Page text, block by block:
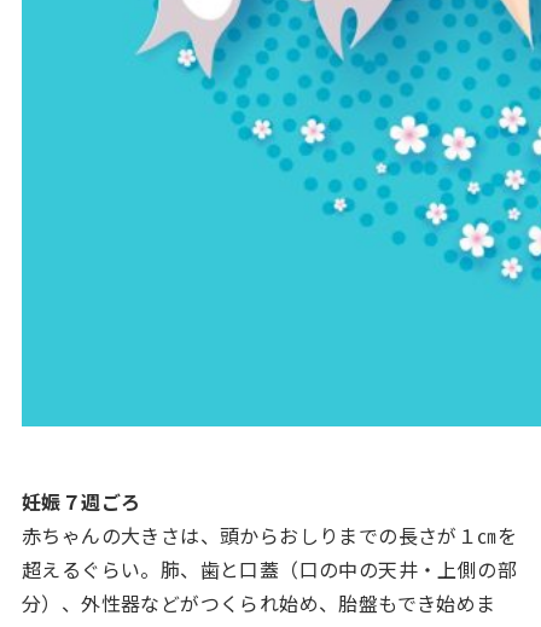
妊娠７週ごろ
赤ちゃんの大きさは、頭からおしりまでの長さが１㎝を
超えるぐらい。肺、歯と口蓋（口の中の天井・上側の部
分）、外性器などがつくられ始め、胎盤もでき始めま